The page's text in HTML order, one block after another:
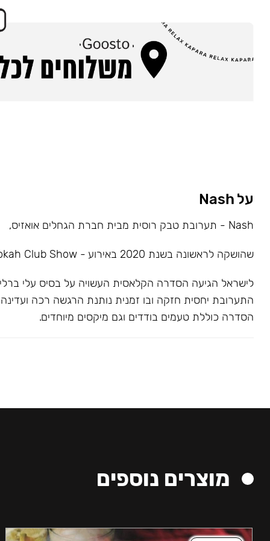
על Nash
Nash - תערובת טבק רוסית מבית חברת הגחלים אואזיס,
שהושקה לראשונה בשנת 2020 באירוע - Hookah Club Show.
לישראל הגיעה הסדרה הקלאסית העשויה על בסיס עלי
התערובת יחסית חזקה ובו זמנית נותנת הרגשה רכה ועדינה
הסדרה כוללת טעמים בודדים וגם מיקסים מיוחדים.
מוצרים נוספים